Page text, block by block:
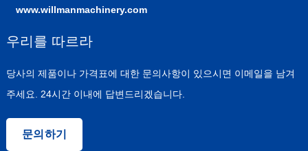
www.willmanmachinery.com
우리를 따르라
당사의 제품이나 가격표에 대한 문의사항이 있으시면 이메일을 남겨
주세요. 24시간 이내에 답변드리겠습니다.
문의하기